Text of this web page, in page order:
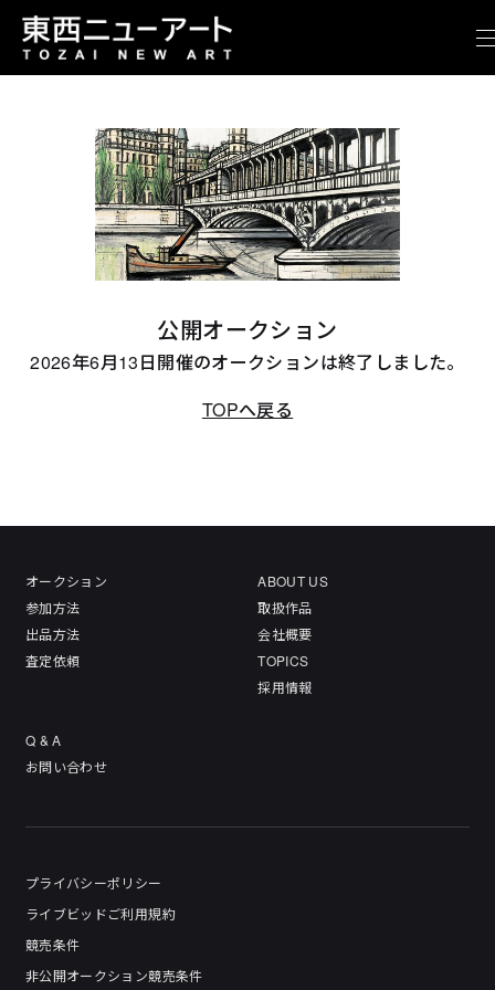
公開オークション
2026年6月13日開催のオークションは終了しました。
TOPへ戻る
オークション
参加方法
出品方法
査定依頼
ABOUT US
取扱作品
会社概要
TOPICS
採用情報
Q & A
お問い合わせ
プライバシーポリシー
ライブビッドご利用規約
競売条件
非公開オークション競売条件